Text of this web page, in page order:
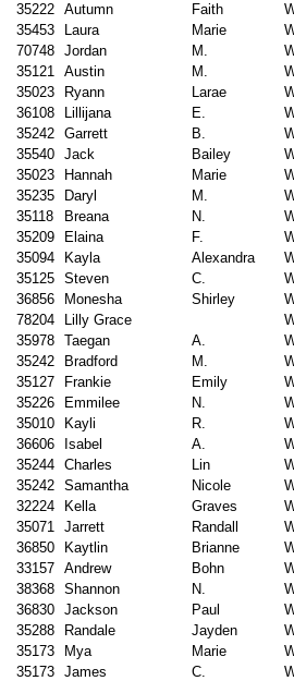
35222 Autumn Faith
35453 Laura Marie
70748 Jordan M.
35121 Austin M.
35023 Ryann Larae
36108 Lillijana E.
35242 Garrett B.
35540 Jack Bailey
35023 Hannah Marie
35235 Daryl M.
35118 Breana N.
35209 Elaina F.
35094 Kayla Alexandra
35125 Steven C.
36856 Monesha Shirley
78204 Lilly Grace
35978 Taegan A.
35242 Bradford M.
35127 Frankie Emily
35226 Emmilee N.
35010 Kayli R.
36606 Isabel A.
35244 Charles Lin
35242 Samantha Nicole
32224 Kella Graves
35071 Jarrett Randall
36850 Kaytlin Brianne
33157 Andrew Bohn
38368 Shannon N.
36830 Jackson Paul
35288 Randale Jayden
35173 Mya Marie
35173 James C.